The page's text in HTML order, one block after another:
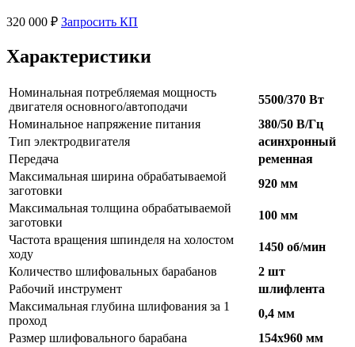
320 000 ₽ Запросить КП
Характеристики
Номинальная потребляемая мощность
двигателя основного/автоподачи
5500/370 Вт
Номинальное напряжение питания
380/50 В/Гц
Тип электродвигателя
асинхронный
Передача
ременная
Максимальная ширина обрабатываемой
заготовки
920 мм
Максимальная толщина обрабатываемой
заготовки
100 мм
Частота вращения шпинделя на холостом
ходу
1450 об/мин
Количество шлифовальных барабанов
2 шт
Рабочий инструмент
шлифлента
Максимальная глубина шлифования за 1
проход
0,4 мм
Размер шлифовального барабана
154х960 мм